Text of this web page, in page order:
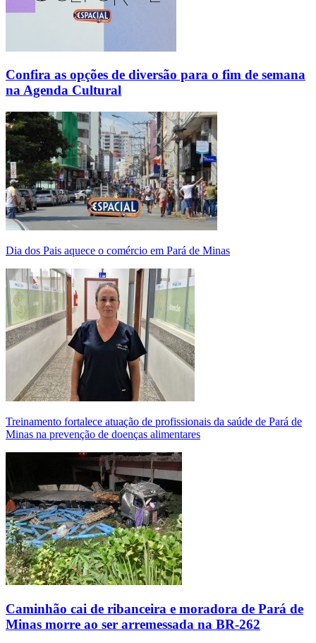
Confira as opções de diversão para o fim de semana
na Agenda Cultural
Dia dos Pais aquece o comércio em Pará de Minas
Treinamento fortalece atuação de profissionais da saúde de Pará de
Minas na prevenção de doenças alimentares
Caminhão cai de ribanceira e moradora de Pará de
Minas morre ao ser arremessada na BR-262